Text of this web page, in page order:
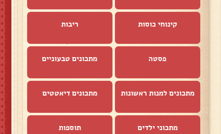
קינוחי כוסות ריבות
פסטה מתכונים טבעוניים
מתכונים למנות ראשונות מתכונים דיאטטים
מתכוני ילדים תוספות